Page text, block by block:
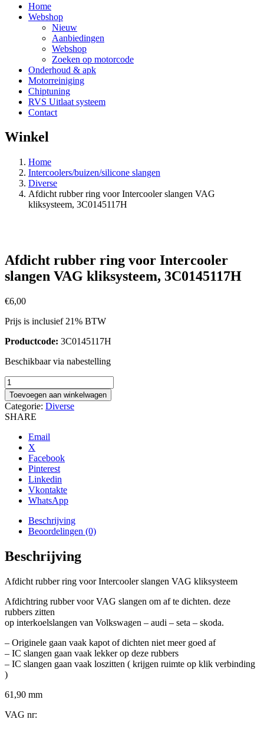
Home
Webshop
Nieuw
Aanbiedingen
Webshop
Zoeken op motorcode
Onderhoud & apk
Motorreiniging
Chiptuning
RVS Uitlaat systeem
Contact
Winkel
Home
Intercoolers/buizen/silicone slangen
Diverse
Afdicht rubber ring voor Intercooler slangen VAG
kliksysteem, 3C0145117H
Afdicht rubber ring voor Intercooler
slangen VAG kliksysteem, 3C0145117H
€6,00
Prijs is inclusief 21% BTW
Productcode: 3C0145117H
Beschikbaar via nabestelling
Afdicht
rubber
ring
voor
Intercooler
slangen
VAG
kliksysteem,
3C0145117H
aantal
Toevoegen aan winkelwagen
Categorie: Diverse
SHARE
Email
X
Facebook
Pinterest
Linkedin
Vkontakte
WhatsApp
Beschrijving
Beoordelingen (0)
Beschrijving
Afdicht rubber ring voor Intercooler slangen VAG kliksysteem
Afdichtring rubber voor VAG slangen om af te dichten. deze
rubbers zitten
op interkoelslangen van Volkswagen – audi – seta – skoda.
– Originele gaan vaak kapot of dichten niet meer goed af
– IC slangen gaan vaak lekker op deze rubbers
– IC slangen gaan vaak loszitten ( krijgen ruimte op klik verbinding
)
61,90 mm
VAG nr: